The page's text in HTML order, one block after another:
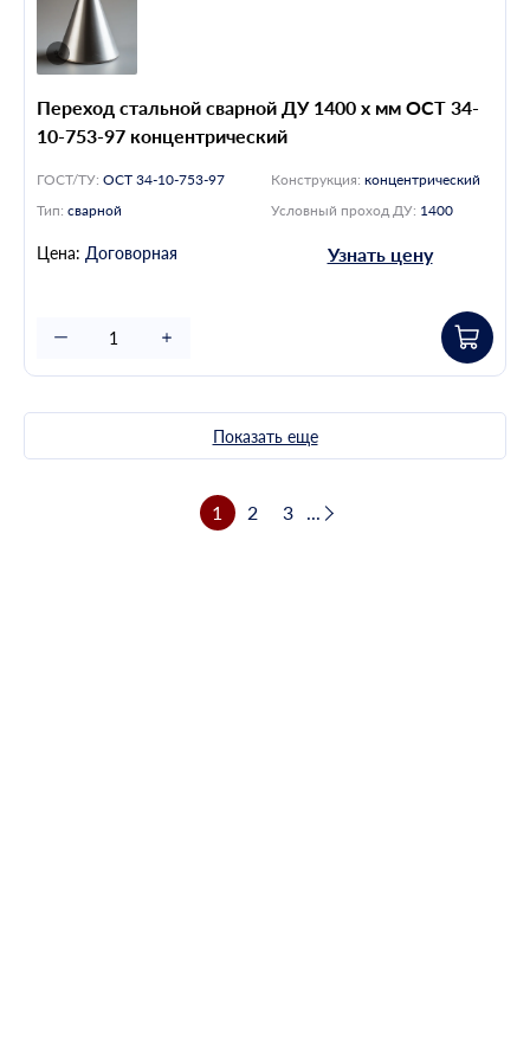
Переход стальной сварной ДУ 1400 х мм ОСТ 34-
10-753-97 концентрический
ГОСТ/ТУ: ОСТ 34-10-753-97 Конструкция: концентрический
Тип: сварной Условный проход ДУ: 1400
Цена: Договорная Узнать цену
Показать еще
1 2 3 ...